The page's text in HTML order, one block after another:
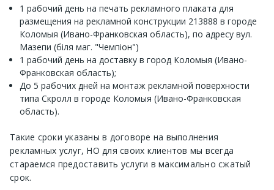
1 рабочий день на печать рекламного плаката для
размещения на рекламной конструкции 213888 в городе
Коломыя (Ивано-Франковская область), по адресу вул.
Мазепи (біля маг. "Чемпіон")
1 рабочий день на доставку в город Коломыя (Ивано-
Франковская область);
До 5 рабочих дней на монтаж рекламной поверхности
типа Скролл в городе Коломыя (Ивано-Франковская
область).
Такие сроки указаны в договоре на выполнения
рекламных услуг, НО для своих клиентов мы всегда
стараемся предоставить услуги в максимально сжатый
срок.